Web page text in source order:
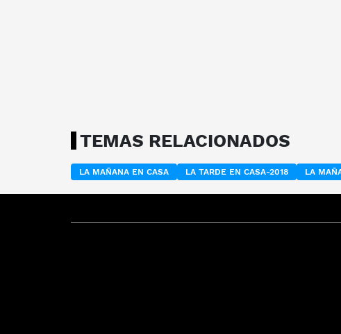
TEMAS RELACIONADOS
LA MAÑANA EN CASA LA TARDE EN CASA-2018 LA